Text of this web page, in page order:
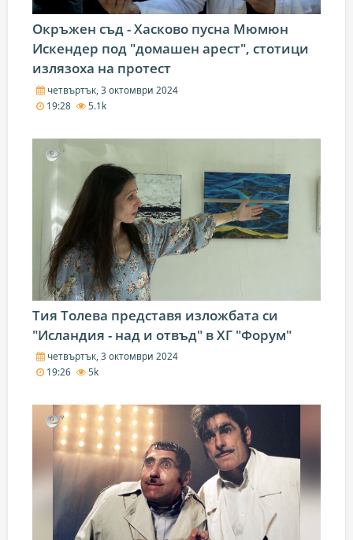
Окръжен съд - Хасково пусна Мюмюн
Искендер под "домашен арест", стотици
излязоха на протест
четвъртък, 3 октомври 2024
19:28
5.1k
Тия Толева представя изложбата си
"Исландия - над и отвъд" в ХГ "Форум"
четвъртък, 3 октомври 2024
19:26
5k